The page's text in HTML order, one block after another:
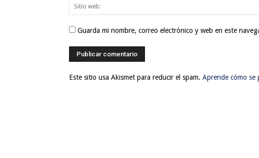
Guarda mi nombre, correo electrónico y web en este
Este sitio usa Akismet para reducir el spam. Aprende cómo se